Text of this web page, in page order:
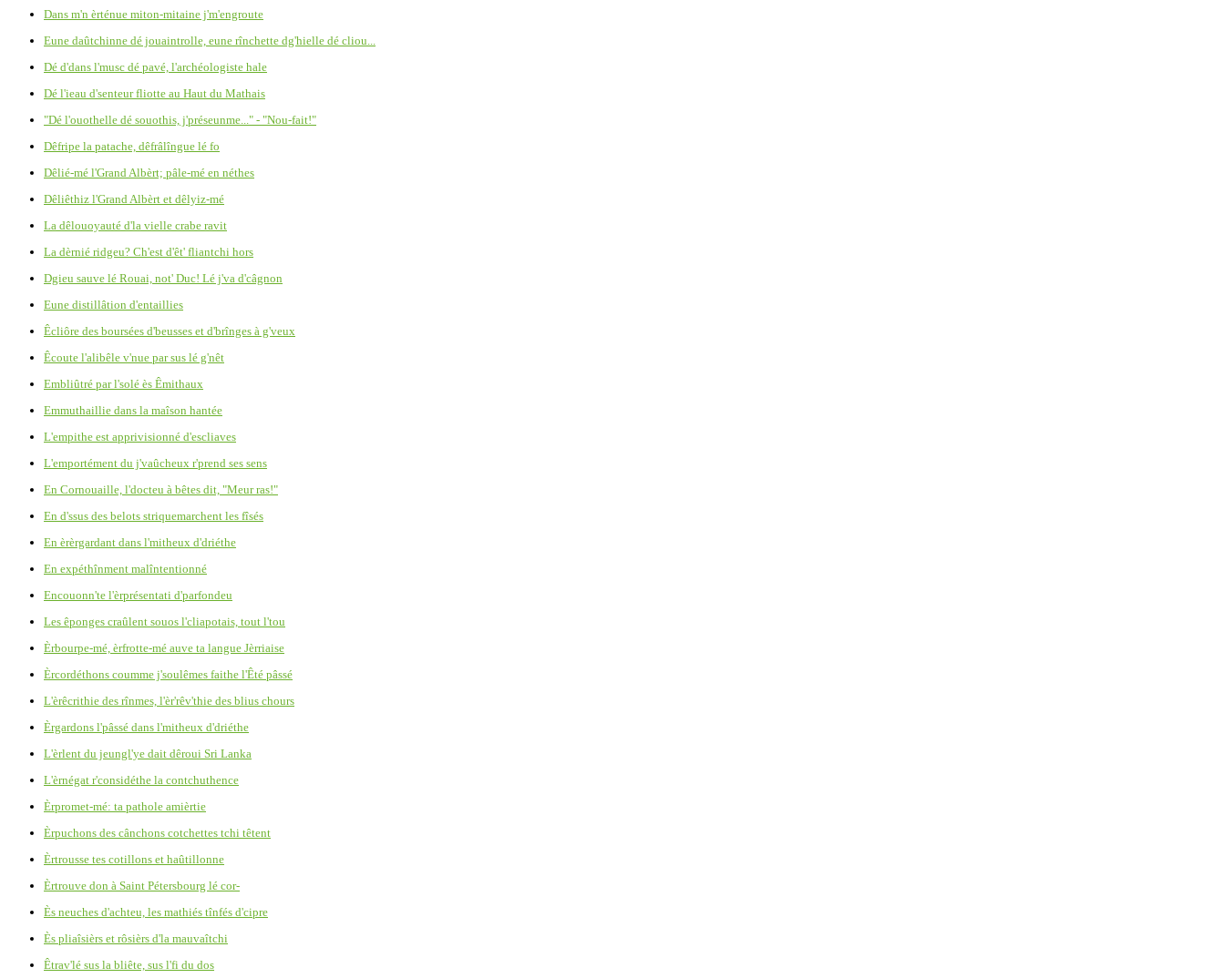
Dans m'n èrténue miton-mitaine j'm'engroute
Eune daûtchinne dé jouaintrolle, eune rînchette dg'hielle dé cliou...
Dé d'dans l'musc dé pavé, l'archéologiste hale
Dé l'ieau d'senteur fliotte au Haut du Mathais
"Dé l'ouothelle dé souothis, j'préseunme..." - "Nou-fait!"
Dêfripe la patache, dêfrâlîngue lé fo
Dêlié-mé l'Grand Albèrt; pâle-mé en néthes
Dêliêthiz l'Grand Albèrt et dêlyiz-mé
La dêlouoyauté d'la vielle crabe ravit
La dèrnié ridgeu? Ch'est d'êt' fliantchi hors
Dgieu sauve lé Rouai, not' Duc! Lé j'va d'câgnon
Eune distillâtion d'entaillies
Êcliôre des boursées d'beusses et d'brînges à g'veux
Êcoute l'alibêle v'nue par sus lé g'nêt
Embliûtré par l'solé ès Êmithaux
Emmuthaillie dans la maîson hantée
L'empithe est apprivisionné d'escliaves
L'emportément du j'vaûcheux r'prend ses sens
En Cornouaille, l'docteu à bêtes dit, "Meur ras!"
En d'ssus des belots striquemarchent les fîsés
En èrèrgardant dans l'mitheux d'driéthe
En expéthînment malîntentionné
Encouonn'te l'èrprésentati d'parfondeu
Les êponges craûlent souos l'cliapotais, tout l'tou
Èrbourpe-mé, èrfrotte-mé auve ta langue Jèrriaise
Èrcordéthons coumme j'soulêmes faithe l'Êté pâssé
L'èrêcrithie des rînmes, l'èr'rêv'thie des blius chours
Èrgardons l'pâssé dans l'mitheux d'driéthe
L'èrlent du jeungl'ye dait dêroui Sri Lanka
L'èrnégat r'considéthe la contchuthence
Èrpromet-mé: ta pathole amièrtie
Èrpuchons des cânchons cotchettes tchi têtent
Èrtrousse tes cotillons et haûtillonne
Èrtrouve don à Saint Pétersbourg lé cor-
Ès neuches d'achteu, les mathiés tînfés d'cipre
Ès pliaîsièrs et rôsièrs d'la mauvaîtchi
Êtrav'lé sus la bliête, sus l'fi du dos